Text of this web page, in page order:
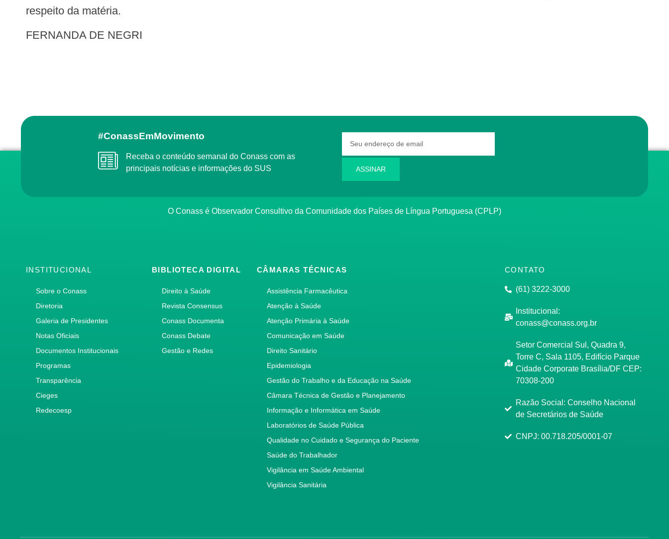
respeito da matéria.
FERNANDA DE NEGRI
#ConassEmMovimento
Receba o conteúdo semanal do Conass com as
principais notícias e informações do SUS
ASSINAR
O Conass é Observador Consultivo da Comunidade dos Países de Língua Portuguesa (CPLP)
INSTITUCIONAL
Sobre o Conass
Diretoria
Galeria de Presidentes
Notas Oficiais
Documentos Institucionais
Programas
Transparência
Cieges
Redecoesp
BIBLIOTECA DIGITAL
Direito à Saúde
Revista Consensus
Conass Documenta
Conass Debate
Gestão e Redes
CÂMARAS TÉCNICAS
Assistência Farmacêutica
Atenção à Saúde
Atenção Primária à Saúde
Comunicação em Saúde
Direito Sanitário
Epidemiologia
Gestão do Trabalho e da Educação na Saúde
Câmara Técnica de Gestão e Planejamento
Informação e Informática em Saúde
Laboratórios de Saúde Pública
Qualidade no Cuidado e Segurança do Paciente
Saúde do Trabalhador
Vigilância em Saúde Ambiental
Vigilância Sanitária
CONTATO
(61) 3222-3000
Institucional:
conass@conass.org.br
Setor Comercial Sul, Quadra 9,
Torre C, Sala 1105, Edifício Parque
Cidade Corporate Brasília/DF CEP:
70308-200
Razão Social: Conselho Nacional
de Secretários de Saúde
CNPJ: 00.718.205/0001-07